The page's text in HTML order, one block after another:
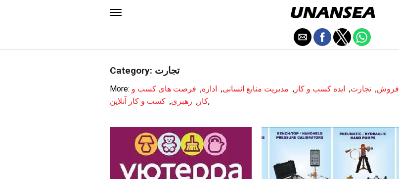
Category: تجارت
More: فروش, تجارت, ایده کسب و کار , مدیریت منابع انسانی, اداره, فرصت های کسب و
کار , رهبری, کسب و کار آنلاین ,